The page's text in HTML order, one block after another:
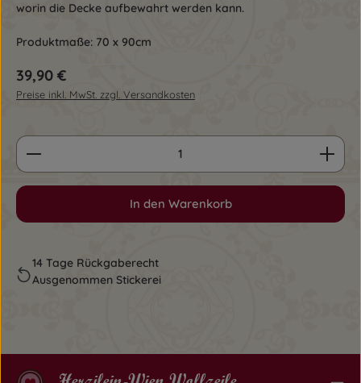
worin die Decke aufbewahrt werden kann.
Produktmaße: 70 x 90cm
Regulärer Preis:
39,90 €
Preise inkl. MwSt. zzgl. Versandkosten
Produkt Anzahl: Gib den gewünschten Wert ein
In den Warenkorb
14 Tage Rückgaberecht
Ausgenommen Stickerei